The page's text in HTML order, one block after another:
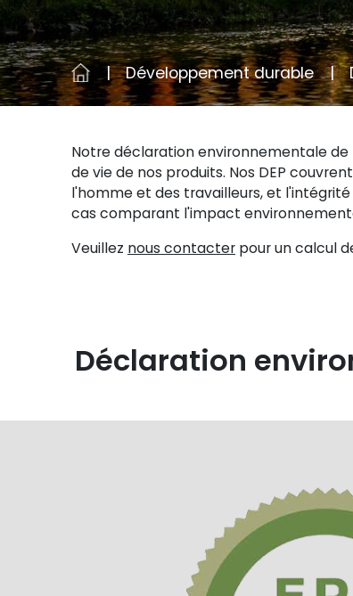
Développement durable
Notre déclaration environnementale
de vie de nos produits. Nos DEP
l'homme et des travailleurs, et
cas comparant l'impact
Veuillez nous contacter pour un calcul
Déclaration